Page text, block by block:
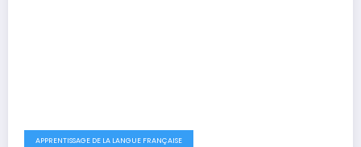
APPRENTISSAGE DE LA LANGUE FRANÇAISE